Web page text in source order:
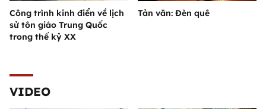
Công trình kinh điển về lịch
sử tôn giáo Trung Quốc
trong thế kỷ XX
Tản văn: Đèn quê
VIDEO